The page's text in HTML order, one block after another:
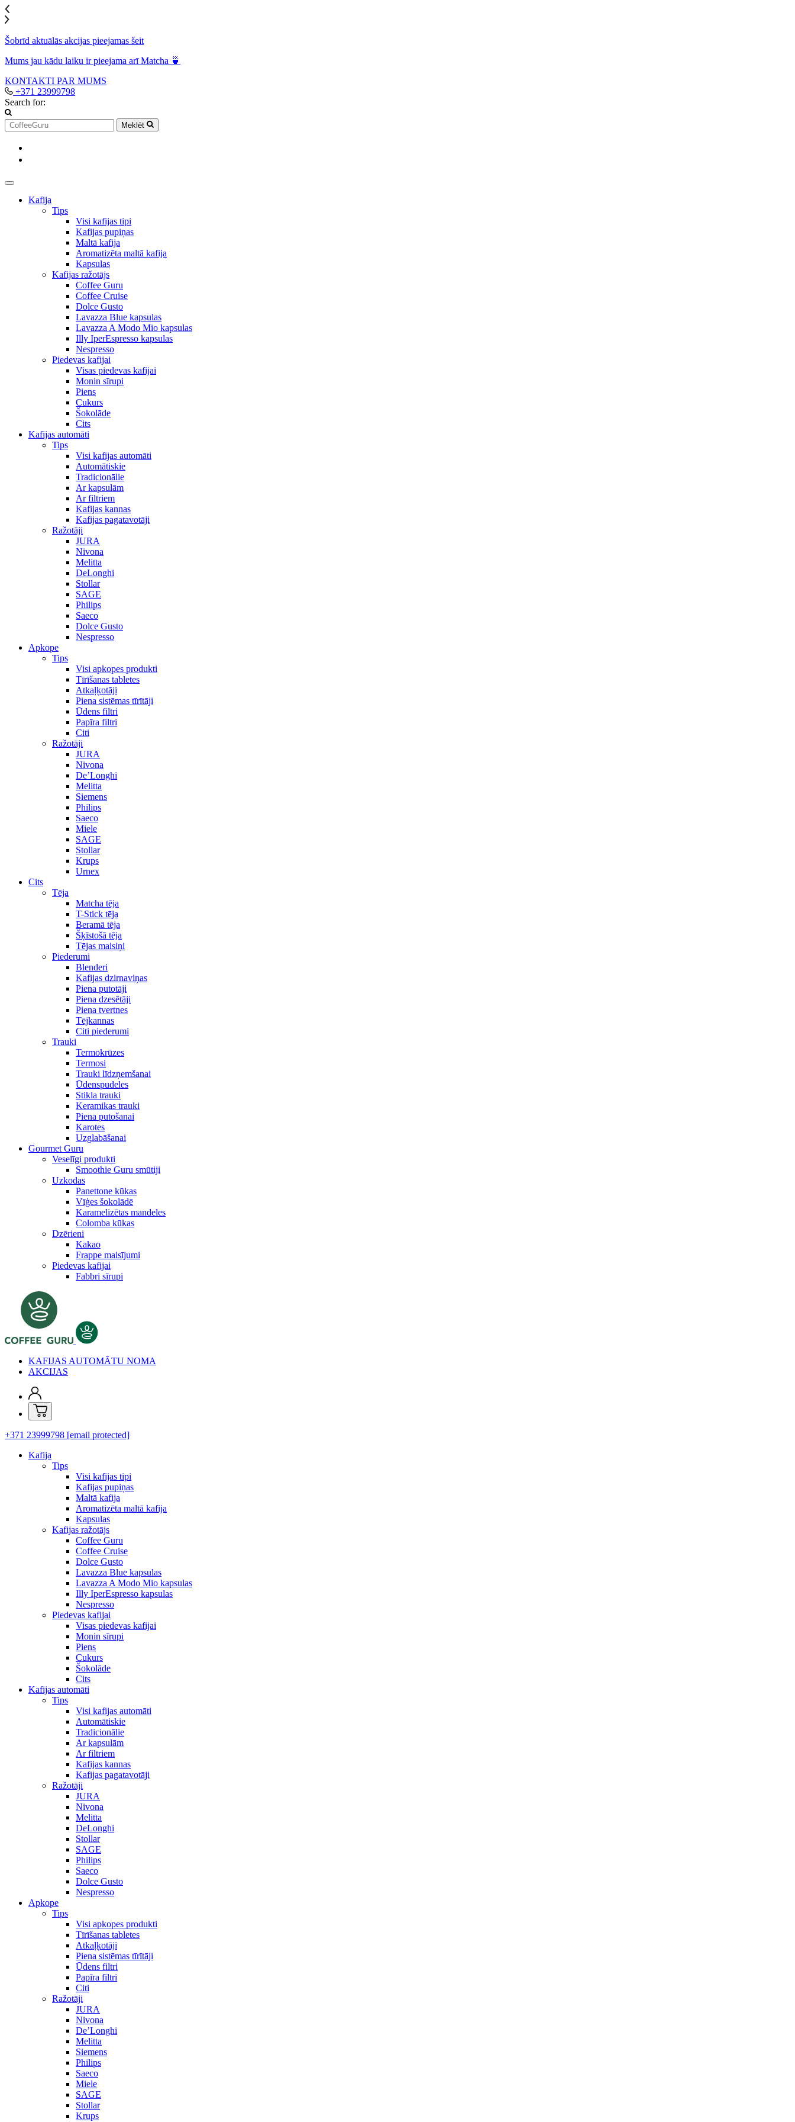
Šobrīd aktuālās akcijas pieejamas šeit
Mums jau kādu laiku ir pieejama arī Matcha 🍵
KONTAKTI PAR MUMS
+371 23999798
Search for:
Meklēt
Kafija
Tips
Visi kafijas tipi
Kafijas pupiņas
Maltā kafija
Aromatizēta maltā kafija
Kapsulas
Kafijas ražotājs
Coffee Guru
Coffee Cruise
Dolce Gusto
Lavazza Blue kapsulas
Lavazza A Modo Mio kapsulas
Illy IperEspresso kapsulas
Nespresso
Piedevas kafijai
Visas piedevas kafijai
Monin sīrupi
Piens
Cukurs
Šokolāde
Cits
Kafijas automāti
Tips
Visi kafijas automāti
Automātiskie
Tradicionālie
Ar kapsulām
Ar filtriem
Kafijas kannas
Kafijas pagatavotāji
Ražotāji
JURA
Nivona
Melitta
DeLonghi
Stollar
SAGE
Philips
Saeco
Dolce Gusto
Nespresso
Apkope
Tips
Visi apkopes produkti
Tīrīšanas tabletes
Atkaļķotāji
Piena sistēmas tīrītāji
Ūdens filtri
Papīra filtri
Citi
Ražotāji
JURA
Nivona
De’Longhi
Melitta
Siemens
Philips
Saeco
Miele
SAGE
Stollar
Krups
Urnex
Cits
Tēja
Matcha tēja
T-Stick tēja
Beramā tēja
Šķīstošā tēja
Tējas maisiņi
Piederumi
Blenderi
Kafijas dzirnaviņas
Piena putotāji
Piena dzesētāji
Piena tvertnes
Tējkannas
Citi piederumi
Trauki
Termokrūzes
Termosi
Trauki līdzņemšanai
Ūdenspudeles
Stikla trauki
Keramikas trauki
Piena putošanai
Karotes
Uzglabāšanai
Gourmet Guru
Veselīgi produkti
Smoothie Guru smūtiji
Uzkodas
Panettone kūkas
Vīģes šokolādē
Karamelizētas mandeles
Colomba kūkas
Dzērieni
Kakao
Frappe maisījumi
Piedevas kafijai
Fabbri sīrupi
KAFIJAS AUTOMĀTU NOMA
AKCIJAS
+371 23999798 [email protected]
Kafija
Tips
Visi kafijas tipi
Kafijas pupiņas
Maltā kafija
Aromatizēta maltā kafija
Kapsulas
Kafijas ražotājs
Coffee Guru
Coffee Cruise
Dolce Gusto
Lavazza Blue kapsulas
Lavazza A Modo Mio kapsulas
Illy IperEspresso kapsulas
Nespresso
Piedevas kafijai
Visas piedevas kafijai
Monin sīrupi
Piens
Cukurs
Šokolāde
Cits
Kafijas automāti
Tips
Visi kafijas automāti
Automātiskie
Tradicionālie
Ar kapsulām
Ar filtriem
Kafijas kannas
Kafijas pagatavotāji
Ražotāji
JURA
Nivona
Melitta
DeLonghi
Stollar
SAGE
Philips
Saeco
Dolce Gusto
Nespresso
Apkope
Tips
Visi apkopes produkti
Tīrīšanas tabletes
Atkaļķotāji
Piena sistēmas tīrītāji
Ūdens filtri
Papīra filtri
Citi
Ražotāji
JURA
Nivona
De’Longhi
Melitta
Siemens
Philips
Saeco
Miele
SAGE
Stollar
Krups